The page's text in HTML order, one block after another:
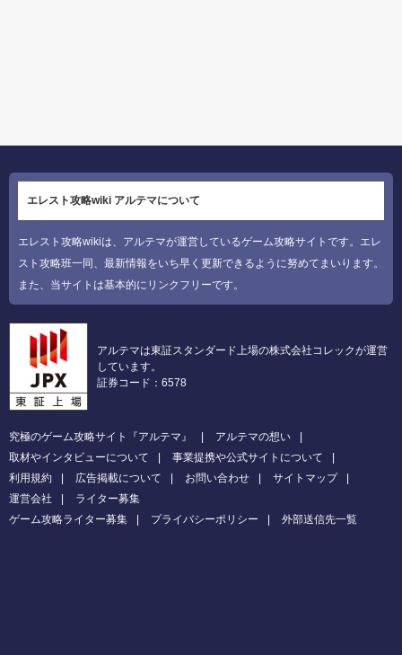
エレスト攻略wiki アルテマについて
エレスト攻略wikiは、アルテマが運営しているゲーム攻略サイトです。エレ
スト攻略班一同、最新情報をいち早く更新できるように努めてまいります。
また、当サイトは基本的にリンクフリーです。
アルテマは東証スタンダード上場の株式会社コレックが運営
しています。
証券コード：6578
究極のゲーム攻略サイト『アルテマ』
アルテマの想い
取材やインタビューについて
事業提携や公式サイトについて
利用規約
広告掲載について お問い合わせ
サイトマップ
運営会社
ライター募集
ゲーム攻略ライター募集
プライバシーポリシー 外部送信先一覧